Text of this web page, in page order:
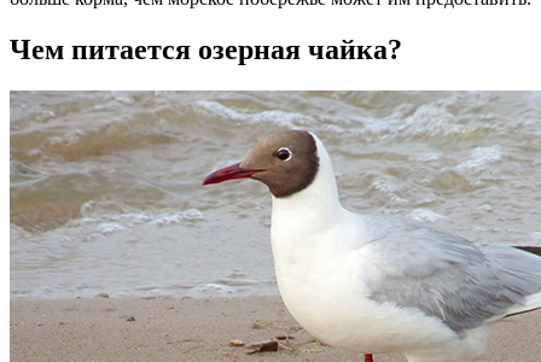
Чем питается озерная чайка?